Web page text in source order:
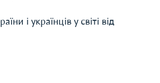
і українців у світі від